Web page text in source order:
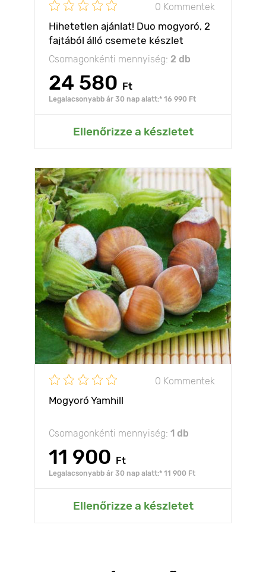
0 Kommentek
Hihetetlen ajánlat! Duo mogyoró, 2
fajtából álló csemete készlet
Csomagonkénti mennyiség: 2 db
24 580 Ft
Legalacsonyabb ár 30 nap alatt:* 16 990 Ft
Ellenőrizze a készletet
0 Kommentek
Mogyoró Yamhill
Csomagonkénti mennyiség: 1 db
11 900 Ft
Legalacsonyabb ár 30 nap alatt:* 11 900 Ft
Ellenőrizze a készletet